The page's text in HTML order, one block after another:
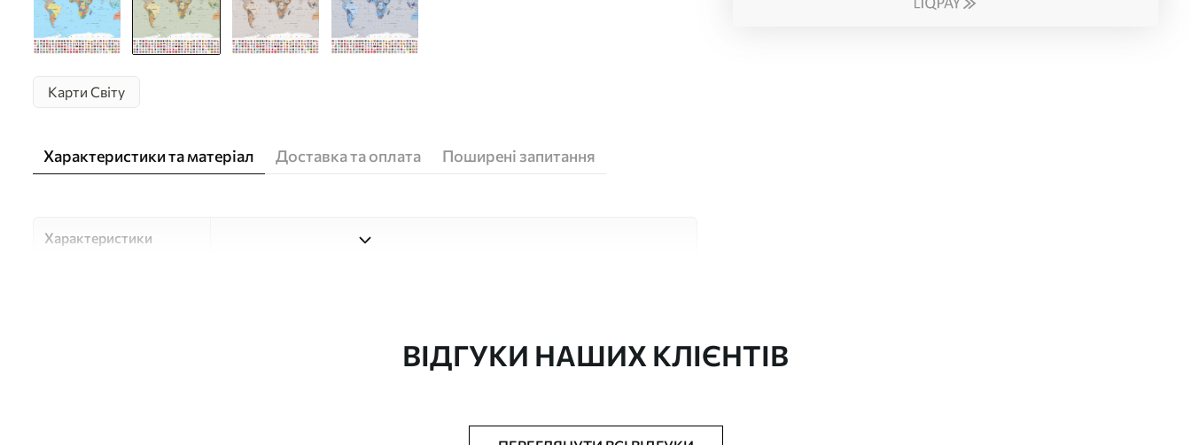
Карти Світу
Характеристики та матеріал Доставка та оплата Поширені запитання
Характеристики
ВІДГУКИ НАШИХ КЛІЄНТІВ